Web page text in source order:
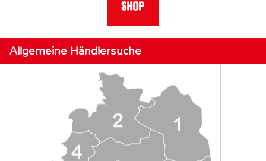
Allgemeine Händlersuche